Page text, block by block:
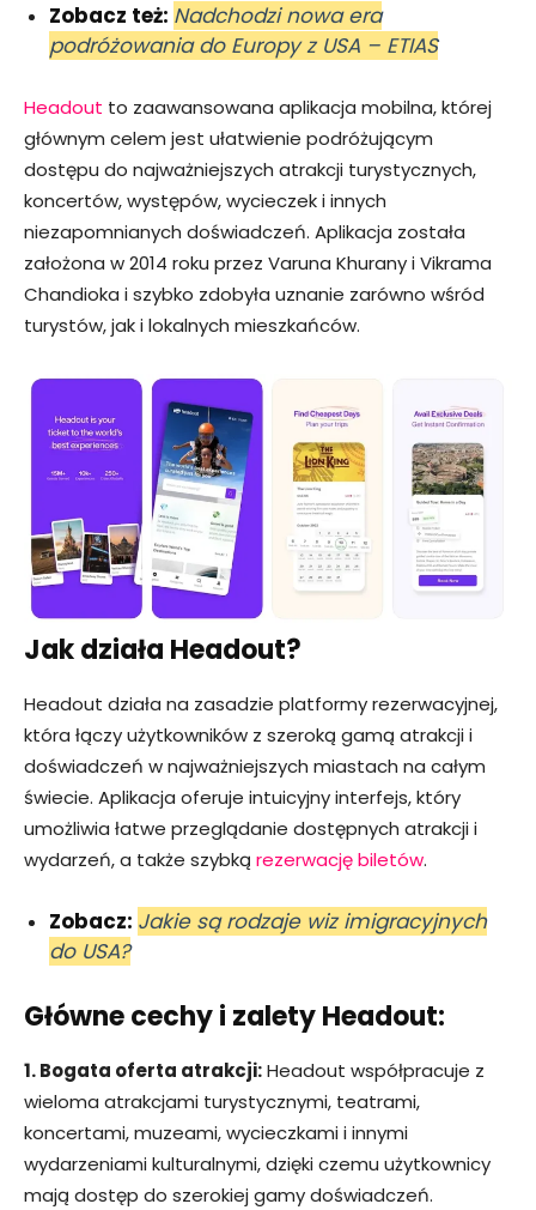
Zobacz też: Nadchodzi nowa era
podróżowania do Europy z USA – ETIAS
Headout to zaawansowana aplikacja mobilna, której
głównym celem jest ułatwienie podróżującym
dostępu do najważniejszych atrakcji turystycznych,
koncertów, występów, wycieczek i innych
niezapomnianych doświadczeń. Aplikacja została
założona w 2014 roku przez Varuna Khurany i Vikrama
Chandioka i szybko zdobyła uznanie zarówno wśród
turystów, jak i lokalnych mieszkańców.
Jak działa Headout?
Headout działa na zasadzie platformy rezerwacyjnej,
która łączy użytkowników z szeroką gamą atrakcji i
doświadczeń w najważniejszych miastach na całym
świecie. Aplikacja oferuje intuicyjny interfejs, który
umożliwia łatwe przeglądanie dostępnych atrakcji i
wydarzeń, a także szybką rezerwację biletów.
Zobacz: Jakie są rodzaje wiz imigracyjnych
do USA?
Główne cechy i zalety Headout:
1. Bogata oferta atrakcji:Headout współpracuje z
wieloma atrakcjami turystycznymi, teatrami,
koncertami, muzeami, wycieczkami i innymi
wydarzeniami kulturalnymi, dzięki czemu użytkownicy
mają dostęp do szerokiej gamy doświadczeń.